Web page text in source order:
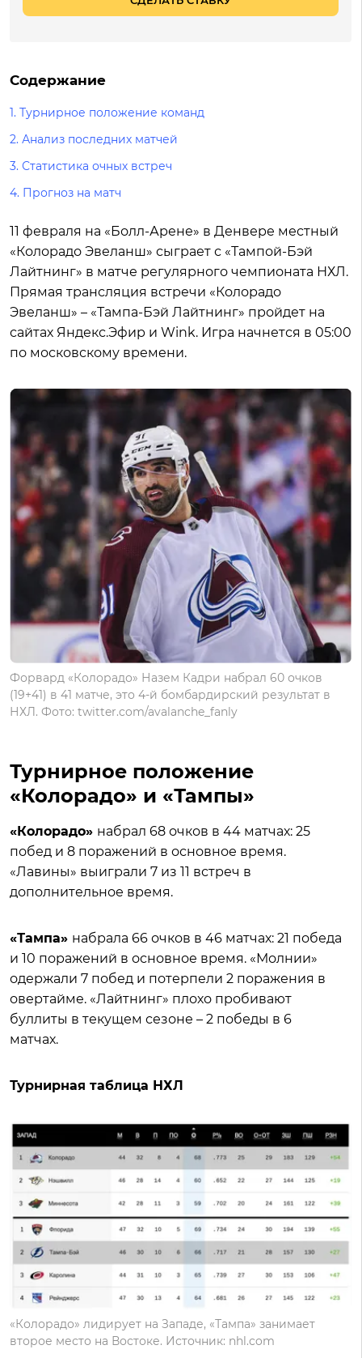
Содержание
1. Турнирное положение команд
2. Анализ последних матчей
3. Статистика очных встреч
4. Прогноз на матч
11 февраля на «Болл-Арене» в Денвере местный
«Колорадо Эвеланш» сыграет с «Тампой-Бэй
Лайтнинг» в матче регулярного чемпионата НХЛ.
Прямая трансляция встречи «Колорадо
Эвеланш» – «Тампа-Бэй Лайтнинг» пройдет на
сайтах Яндекс.Эфир и Wink. Игра начнется в 05:00
по московскому времени.
Форвард «Колорадо» Назем Кадри набрал 60 очков
(19+41) в 41 матче, это 4-й бомбардирский результат в
НХЛ. Фото: twitter.com/avalanche_fanly
Турнирное положение
«Колорадо» и «Тампы»
«Колорадо» набрал 68 очков в 44 матчах: 25
побед и 8 поражений в основное время.
«Лавины» выиграли 7 из 11 встреч в
дополнительное время.
«Тампа» набрала 66 очков в 46 матчах: 21 победа
и 10 поражений в основное время. «Молнии»
одержали 7 побед и потерпели 2 поражения в
овертайме. «Лайтнинг» плохо пробивают
буллиты в текущем сезоне – 2 победы в 6
матчах.
Турнирная таблица НХЛ
«Колорадо» лидирует на Западе, «Тампа» занимает
второе место на Востоке. Источник: nhl.com